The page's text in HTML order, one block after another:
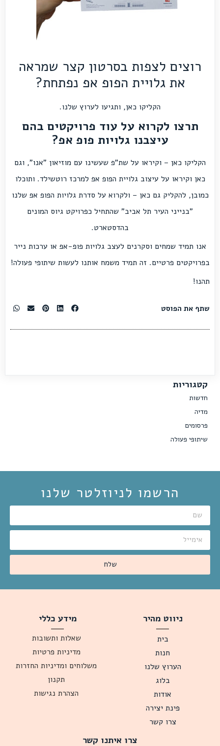
קטגוריות
חדשות
מדיה
פרסומים
שיתופי פעולה
רוצים לצפות בסרטון קצר שמראה
את גלויית הפופ אפ נפתחת?
הקליקו כאן, ותגיעו לערוץ שלנו.
תרצו לקרוא על עוד פרויקטים בהם
עיצבנו גלויות פופ אפ?
הקליקו כאן – וקיראו על שת"פ שעשינו עם מוזיאון "אנו", וגם
כאן וקיראו על עיצוב גלויית הפופ אפ למרכז רוטשילד. ותוכלו
כמובן, להקליק גם כאן – ולקרוא על סדרת גלויות הפופ אפ שלנו
"בנייני העיר תל אביב" שהתחיל כפרויקט גיוס המונים
בהדסטארט.
אנו תמיד שמחים וסקרנים לעצב גלויות פופ-אפ או ערכות נייר
בפרויקטים פרטיים. זה תמיד משמח אותנו לעשות שיתופי פעולה!
תהנו!
שתף את הפוסט
הרשמו לניוזלטר שלנו
שלח
ניווט מהיר
בית
חנות
הערוץ שלנו
בלוג
אודות
פינת יצירה
צרו קשר
מידע כללי
שאלות ותשובות
מדיניות פרטיות
משלוחים ומדיניות החזרות
תקנון
הצהרת נגישות
צרו איתנו קשר